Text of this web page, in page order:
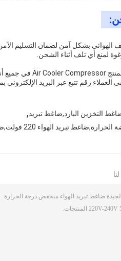
الهوائي بشكل آمن لضمان التسليم
لمنع أي تلف أثناء الشحن.
العملاء رقم تتبع عبر البريد
التخزين البارد,ضاغط تبريد,
الهواء 220 فولت,ضاغط التخزين البارد 240 فولت